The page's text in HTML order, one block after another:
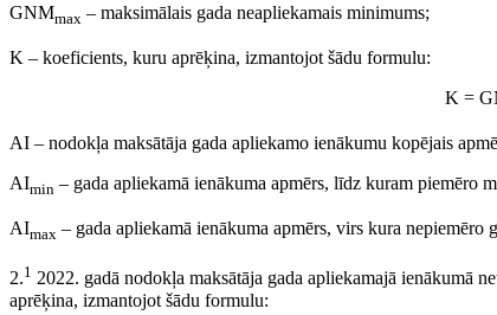
GNMmax – maksimālais gada neapliekamais minimums;
K – koeficients, kuru aprēķina, izmantojot šādu formulu:
K =
AI – nodokļa maksātāja gada apliekamo ienākumu kopējais
AImin – gada apliekamā ienākuma apmērs, līdz kuram piemēro
AImax – gada apliekamā ienākuma apmērs, virs kura nepiemēro
2.1 2022. gadā nodokļa maksātāja gada apliekamajā ienākumā
aprēķina, izmantojot šādu formulu: